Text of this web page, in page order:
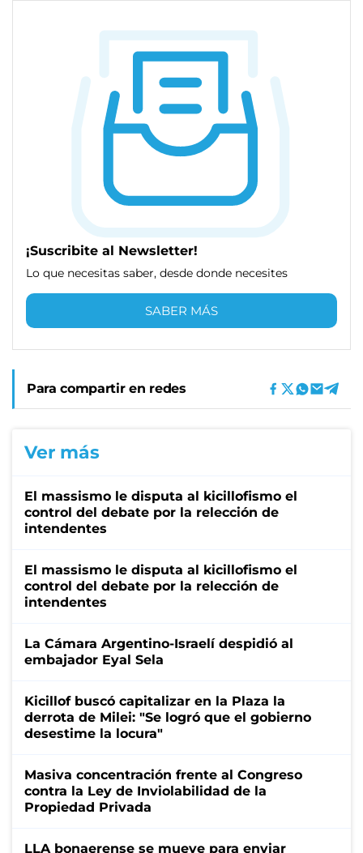
¡Suscribite al Newsletter!
Lo que necesitas saber, desde donde necesites
SABER MÁS
Para compartir en redes
Ver más
El massismo le disputa al kicillofismo el
control del debate por la relección de
intendentes
El massismo le disputa al kicillofismo el
control del debate por la relección de
intendentes
La Cámara Argentino-Israelí despidió al
embajador Eyal Sela
Kicillof buscó capitalizar en la Plaza la
derrota de Milei: "Se logró que el gobierno
desestime la locura"
Masiva concentración frente al Congreso
contra la Ley de Inviolabilidad de la
Propiedad Privada
LLA bonaerense se mueve para enviar